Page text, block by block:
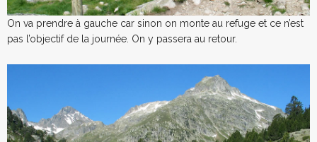
On va prendre à gauche car sinon on monte au refuge et ce n’est
pas l’objectif de la journée. On y passera au retour.